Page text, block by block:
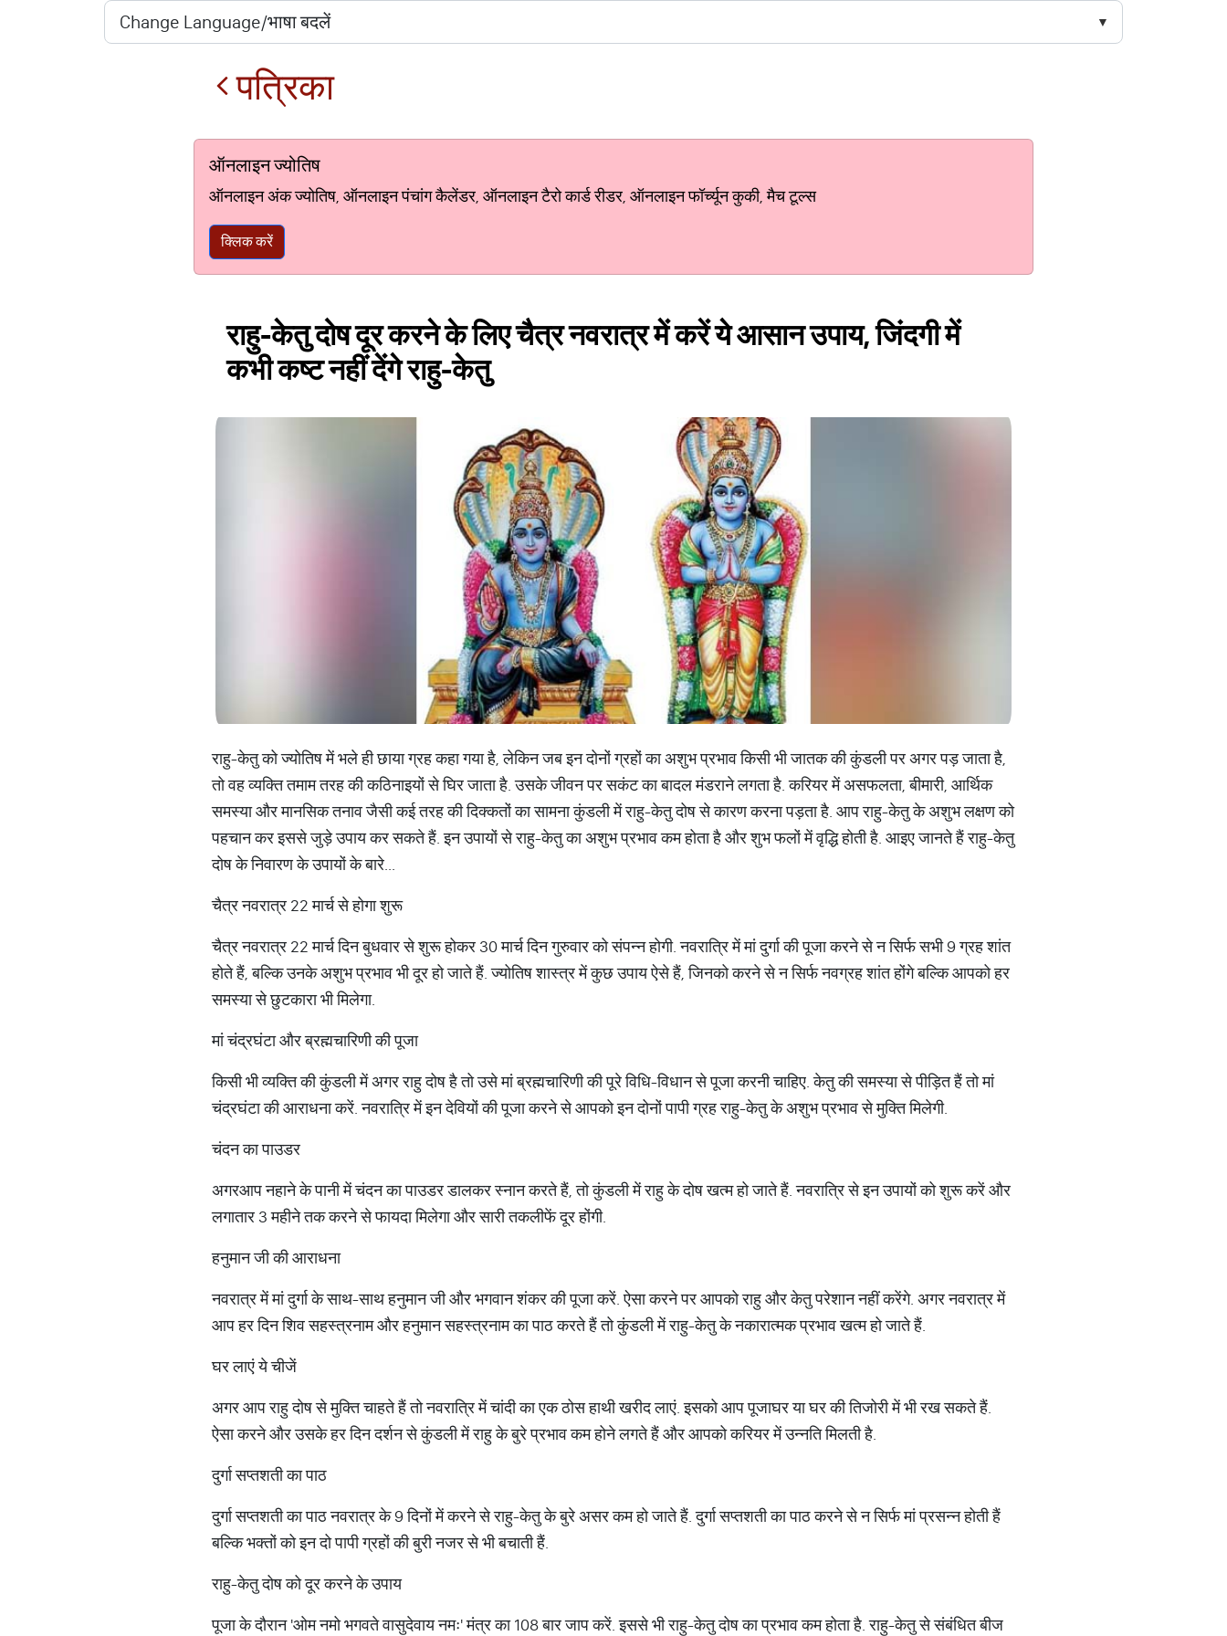
पत्रिका
ऑनलाइन ज्योतिष
ऑनलाइन अंक ज्योतिष, ऑनलाइन पंचांग कैलेंडर, ऑनलाइन टैरो कार्ड रीडर, ऑनलाइन फॉर्च्यून कुकी, मैच टूल्स
क्लिक करें
राहु-केतु दोष दूर करने के लिए चैत्र नवरात्र में करें ये आसान उपाय, जिंदगी में
कभी कष्ट नहीं देंगे राहु-केतु
राहु-केतु को ज्योतिष में भले ही छाया ग्रह कहा गया है, लेकिन जब इन दोनों ग्रहों का अशुभ प्रभाव किसी भी जातक की कुंडली पर अगर पड़ जाता है,
तो वह व्यक्ति तमाम तरह की कठिनाइयों से घिर जाता है. उसके जीवन पर सकंट का बादल मंडराने लगता है. करियर में असफलता, बीमारी, आर्थिक
समस्या और मानसिक तनाव जैसी कई तरह की दिक्कतों का सामना कुंडली में राहु-केतु दोष से कारण करना पड़ता है. आप राहु-केतु के अशुभ लक्षण को
पहचान कर इससे जुड़े उपाय कर सकते हैं. इन उपायों से राहु-केतु का अशुभ प्रभाव कम होता है और शुभ फलों में वृद्धि होती है. आइए जानते हैं राहु-केतु
दोष के निवारण के उपायों के बारे...
चैत्र नवरात्र 22 मार्च से होगा शुरू
चैत्र नवरात्र 22 मार्च दिन बुधवार से शुरू होकर 30 मार्च दिन गुरुवार को संपन्न होगी. नवरात्रि में मां दुर्गा की पूजा करने से न सिर्फ सभी 9 ग्रह शांत
होते हैं, बल्कि उनके अशुभ प्रभाव भी दूर हो जाते हैं. ज्योतिष शास्त्र में कुछ उपाय ऐसे हैं, जिनको करने से न सिर्फ नवग्रह शांत होंगे बल्कि आपको हर
समस्या से छुटकारा भी मिलेगा.
मां चंद्रघंटा और ब्रह्मचारिणी की पूजा
किसी भी व्यक्ति की कुंडली में अगर राहु दोष है तो उसे मां ब्रह्मचारिणी की पूरे विधि-विधान से पूजा करनी चाहिए. केतु की समस्या से पीड़ित हैं तो मां
चंद्रघंटा की आराधना करें. नवरात्रि में इन देवियों की पूजा करने से आपको इन दोनों पापी ग्रह राहु-केतु के अशुभ प्रभाव से मुक्ति मिलेगी.
चंदन का पाउडर
अगरआप नहाने के पानी में चंदन का पाउडर डालकर स्नान करते हैं, तो कुंडली में राहु के दोष खत्म हो जाते हैं. नवरात्रि से इन उपायों को शुरू करें और
लगातार 3 महीने तक करने से फायदा मिलेगा और सारी तकलीफें दूर होंगी.
हनुमान जी की आराधना
नवरात्र में मां दुर्गा के साथ-साथ हनुमान जी और भगवान शंकर की पूजा करें. ऐसा करने पर आपको राहु और केतु परेशान नहीं करेंगे. अगर नवरात्र में
आप हर दिन शिव सहस्त्रनाम और हनुमान सहस्त्रनाम का पाठ करते हैं तो कुंडली में राहु-केतु के नकारात्मक प्रभाव खत्म हो जाते हैं.
घर लाएं ये चीजें
अगर आप राहु दोष से मुक्ति चाहते हैं तो नवरात्रि में चांदी का एक ठोस हाथी खरीद लाएं. इसको आप पूजाघर या घर की तिजोरी में भी रख सकते हैं.
ऐसा करने और उसके हर दिन दर्शन से कुंडली में राहु के बुरे प्रभाव कम होने लगते हैं और आपको करियर में उन्नति मिलती है.
दुर्गा सप्तशती का पाठ
दुर्गा सप्तशती का पाठ नवरात्र के 9 दिनों में करने से राहु-केतु के बुरे असर कम हो जाते हैं. दुर्गा सप्तशती का पाठ करने से न सिर्फ मां प्रसन्न होती हैं
बल्कि भक्तों को इन दो पापी ग्रहों की बुरी नजर से भी बचाती हैं.
राहु-केतु दोष को दूर करने के उपाय
पूजा के दौरान 'ओम नमो भगवते वासुदेवाय नमः' मंत्र का 108 बार जाप करें. इससे भी राहु-केतु दोष का प्रभाव कम होता है. राहु-केतु से संबंधित बीज